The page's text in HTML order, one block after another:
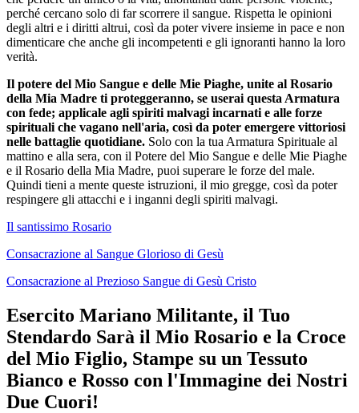
perché cercano solo di far scorrere il sangue. Rispetta le opinioni
degli altri e i diritti altrui, così da poter vivere insieme in pace e non
dimenticare che anche gli incompetenti e gli ignoranti hanno la loro
verità.
Il potere del Mio Sangue e delle Mie Piaghe, unite al Rosario
della Mia Madre ti proteggeranno, se userai questa Armatura
con fede; applicale agli spiriti malvagi incarnati e alle forze
spirituali che vagano nell'aria, così da poter emergere vittoriosi
nelle battaglie quotidiane. Solo con la tua Armatura Spirituale al
mattino e alla sera, con il Potere del Mio Sangue e delle Mie Piaghe
e il Rosario della Mia Madre, puoi superare le forze del male.
Quindi tieni a mente queste istruzioni, il mio gregge, così da poter
respingere gli attacchi e i inganni degli spiriti malvagi.
Il santissimo Rosario
Consacrazione al Sangue Glorioso di Gesù
Consacrazione al Prezioso Sangue di Gesù Cristo
Esercito Mariano Militante, il Tuo
Stendardo Sarà il Mio Rosario e la Croce
del Mio Figlio, Stampe su un Tessuto
Bianco e Rosso con l'Immagine dei Nostri
Due Cuori!